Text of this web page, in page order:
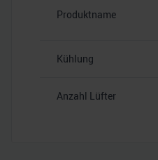
Produktname
Kühlung
Anzahl Lüfter